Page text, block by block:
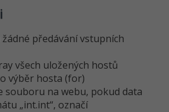
žádné předávání vstupních
všech uložených hostů
výběr hosta (for)
souboru na webu, pokud data
„int.int“, označí